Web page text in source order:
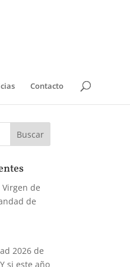
Contacto
de
de
2026 de
si este año